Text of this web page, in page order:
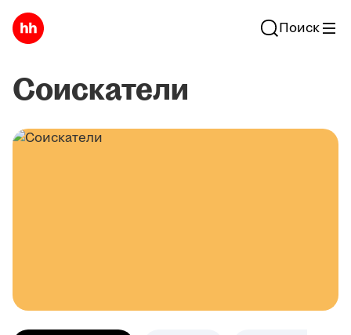
Поиск
Соискатели